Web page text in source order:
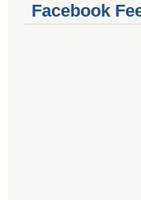
Facebook